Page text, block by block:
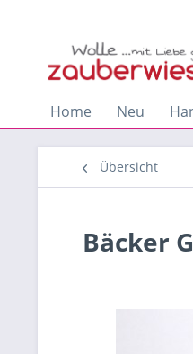
Home Neu
Übersicht
Bäcker